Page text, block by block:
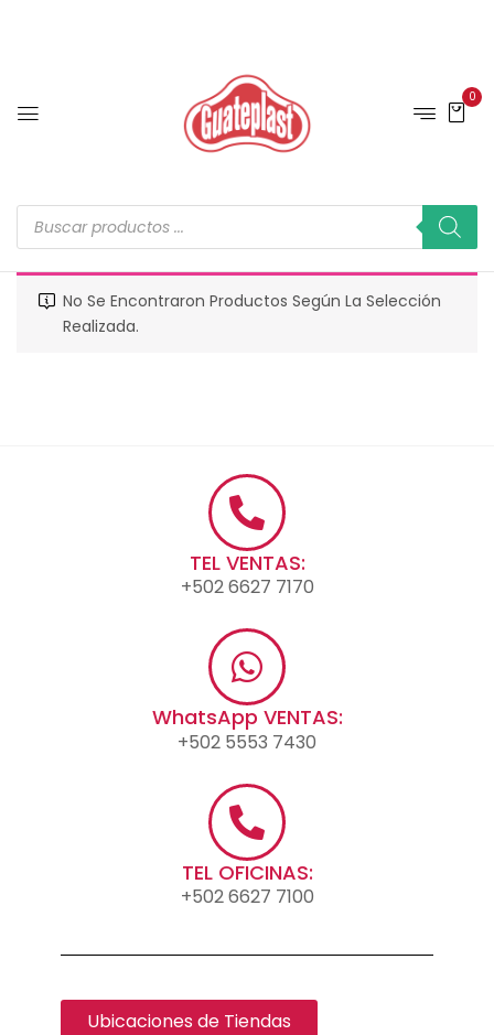
0
No Se Encontraron Productos Según La Selección
Realizada.
TEL VENTAS:
+502 6627 7170
WhatsApp VENTAS:
+502 5553 7430
TEL OFICINAS:
+502 6627 7100
Ubicaciones de Tiendas